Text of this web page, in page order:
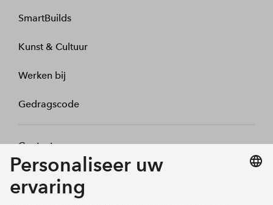
SmartBuilds
Kunst & Cultuur
Werken bij
Gedragscode
Contact
Mijn profiel